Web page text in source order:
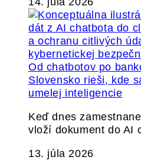
Od chatbotov po
Slovensko rieši, kde
umelej inteligencie
Keď dnes
vloží dokument do AI
13. júla 2026